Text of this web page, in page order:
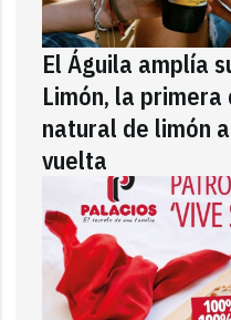
El Águila amplía
Limón, la primera
natural de limón
vuelta